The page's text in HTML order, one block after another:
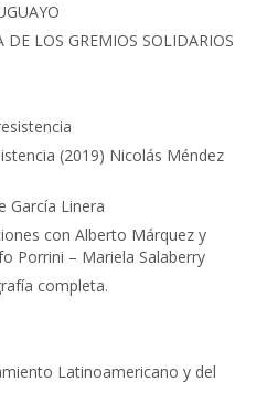
DE LOS GREMIOS SOLIDARIOS
(2019) Nicolás Méndez
García Linera
con Alberto Márquez y
Porrini – Mariela Salaberry
completa.
Latinoamericano y del